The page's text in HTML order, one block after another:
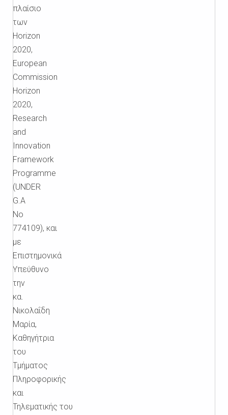
πλαίσιο
των
Horizon
2020,
European
Commission
Horizon
2020,
Research
and
Innovation
Framework
Programme
(UNDER
G.A
No
774109), και
με
Επιστημονικά
Υπεύθυνο
την
κα.
Νικολαΐδη
Μαρία,
Καθηγήτρια
του
Τμήματος
Πληροφορικής
και
Τηλεματικής του